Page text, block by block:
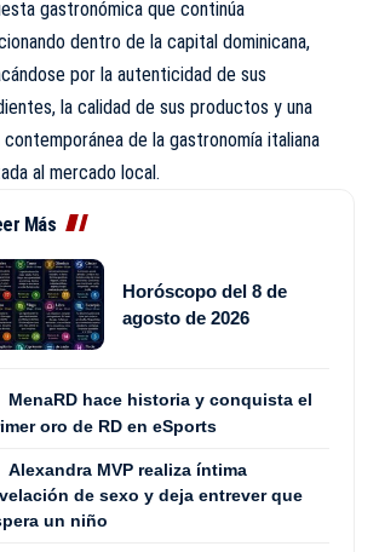
gastronómica que continúa
dentro de la capital dominicana,
por la autenticidad de sus
la calidad de sus productos y una
contemporánea de la gastronomía italiana
al mercado local.
Más
Horóscopo del 8 de
agosto de 2026
MenaRD hace historia y conquista el
oro de RD en eSports
Alexandra MVP realiza íntima
de sexo y deja entrever que
un niño